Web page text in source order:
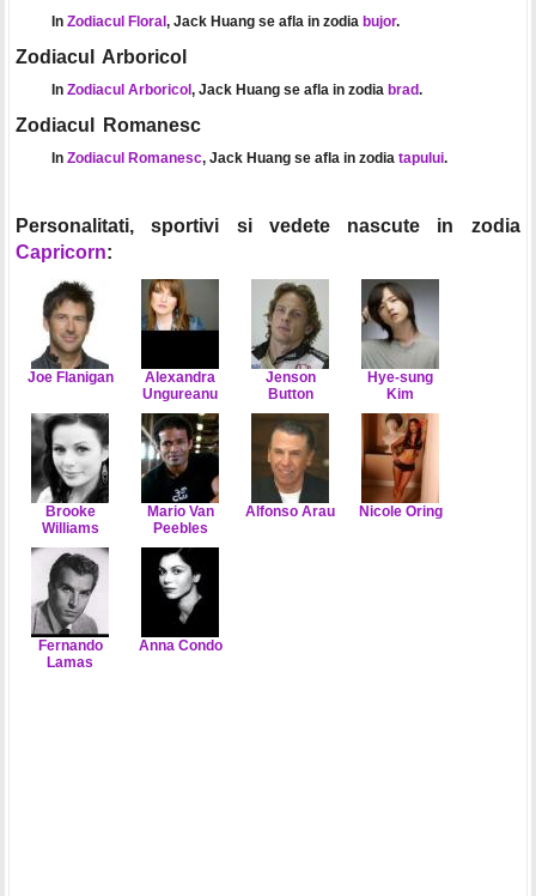
In Zodiacul Floral , Jack Huang se afla in zodia bujor.
Zodiacul Arboricol
In Zodiacul Arboricol , Jack Huang se afla in zodia brad.
Zodiacul Romanesc
In Zodiacul Romanesc, Jack Huang se afla in zodia tapului.
Personalitati, sportivi si vedete nascute in zodia
Capricorn:
Joe Flanigan
Alexandra
Ungureanu
Jenson
Button
Hye-sung
Kim
Brooke
Williams
Mario Van
Peebles
Alfonso Arau Nicole Oring
Fernando
Lamas
Anna Condo